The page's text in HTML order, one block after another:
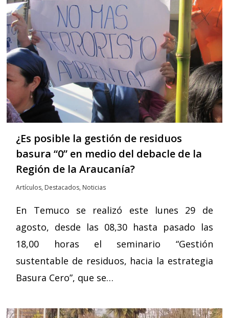
¿Es posible la gestión de residuos
basura “0” en medio del debacle de la
Región de la Araucanía?
Artículos, Destacados, Noticias
En Temuco se realizó este lunes 29 de
agosto, desde las 08,30 hasta pasado las
18,00 horas el seminario “Gestión
sustentable de residuos, hacia la estrategia
Basura Cero”, que se…